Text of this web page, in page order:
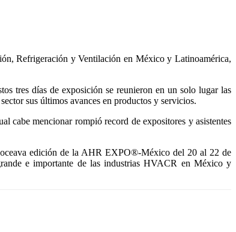
Refrigeración y Ventilación en México y Latinoamérica,
tres días de exposición se reunieron en un solo lugar las
sus últimos avances en productos y servicios.
cabe mencionar rompió record de expositores y asistentes
edición de la AHR EXPO®-México del 20 al 22 de
e importante de las industrias HVACR en México y